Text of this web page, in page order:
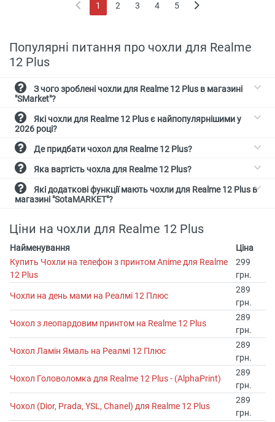
1
(current)
2 3 4 5
Популярні питання про чохли для Realme
12 Plus
"SMarket"?
2026 році?
Де придбати чохол для Realme 12 Plus?
Яка вартість чохла для Realme 12 Plus?
магазині "SotaMARKET"?
Ціни на чохли для Realme 12 Plus
Найменування
Ціна
Купить Чохли на телефон з принтом Anime для Realme
12 Plus
299
грн.
Чохли на день мами на Реалмі 12 Плюс
289
грн.
Чохол з леопардовим принтом на Realme 12 Plus
289
грн.
Чохол Ламін Ямаль на Реалмі 12 Плюс
289
грн.
Чохол Головоломка для Realme 12 Plus - (AlphaPrint)
289
грн.
Чохол (Dior, Prada, YSL, Chanel) для Realme 12 Plus
289
грн.